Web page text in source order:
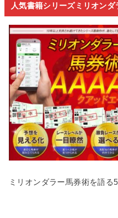
人気書籍シリーズミリオンダ
ミリオンダラー馬券術を語る